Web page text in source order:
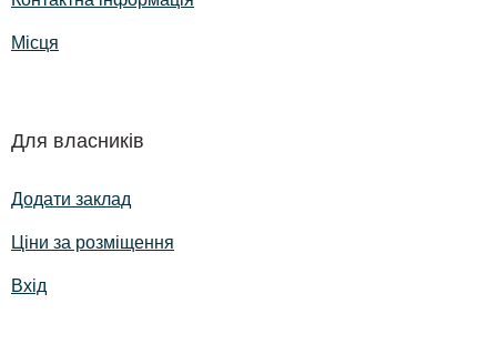
Місця
Для власників
Додати заклад
Ціни за розміщення
Вхід